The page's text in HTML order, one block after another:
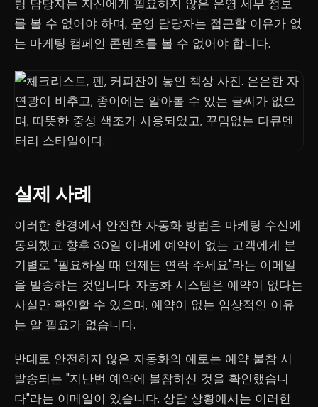
팅 담당자는 자신에게 필요하지 않은 운영 세부 정보
를 볼 수 없어야 하며, 운영 담당자는 접근할 이유가 없
는 마케팅 캠페인 콘텐츠를 볼 수 없어야 합니다.
실제 사례
이러한 환경에서 안전한 자동화 방법은 마케팅 수신에
동의했고 향후 30일 이내에 예약이 없는 고객에게 분
기별로 "필요하실 때 언제든 연락 주세요"라는 이메일
을 발송하는 것입니다. 자동화 시스템은 예약이 없다는
사실만 확인할 수 있으며, 예약이 없는 임상적인 이유
는 알 필요가 없습니다.
반대로 안전하지 않은 자동화의 예로는 예약 불참 시
발송되는 "지난번 예약에 불참하신 것을 확인했습니
다"라는 이메일이 있습니다. 상담 상황에서는 이러한